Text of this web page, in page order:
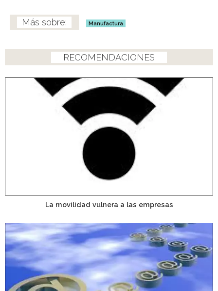
Manufactura
RECOMENDACIONES
La movilidad vulnera a las empresas